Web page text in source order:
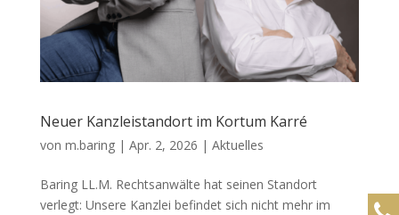
Neuer Kanzleistandort im Kortum Karré
von m.baring| Apr. 2, 2026 | Aktuelles
Baring LL.M. Rechtsanwälte hat seinen Standort
verlegt: Unsere Kanzlei befindet sich nicht mehr im